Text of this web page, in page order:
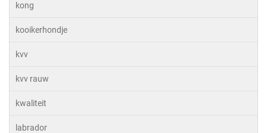
kong
kooikerhondje
kvv
kvv rauw
kwaliteit
labrador